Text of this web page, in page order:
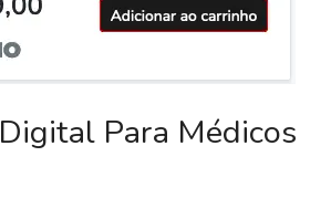
Para Médicos